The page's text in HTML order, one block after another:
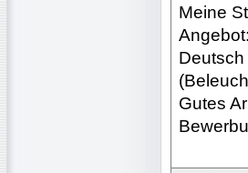
Meine
Angebot:
Gutes